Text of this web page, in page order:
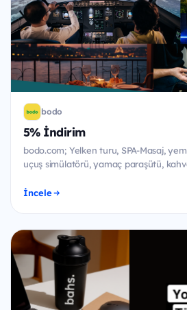
bodo
5% İndirim
bodo.com; Yelken turu, SPA-Masaj,
uçuş simülatörü, yamaç paraşütü,
İncele